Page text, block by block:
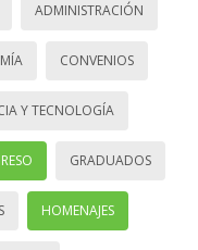
ADMINISTRACIÓN
CONVENIOS
Y TECNOLOGÍA
GRADUADOS
HOMENAJES